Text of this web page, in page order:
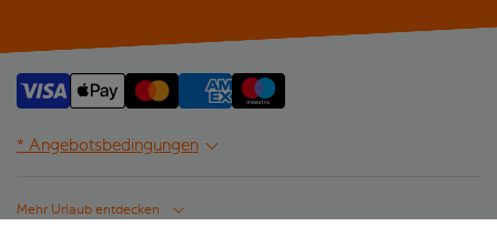
* Angebotsbedingungen
Mehr Urlaub entdecken